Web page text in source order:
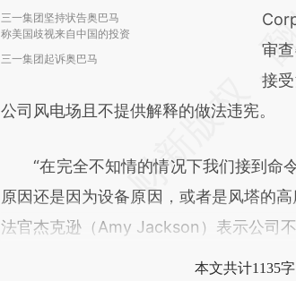
三一集团坚持状告奥巴马
称美国歧视来自中国的投资
三一集团起诉奥巴马
成
新
审
接
公司风电场且不提供解释的做法违宪。
“在完全不知情的情况下我们接到命
原因还是因为设备原因，或者是风塔的
法官杰克逊（Amy Jackson）表示公司不
本文共计1135